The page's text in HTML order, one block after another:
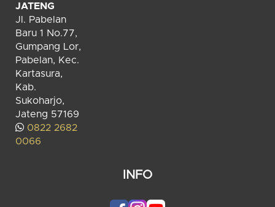
JATENG
Jl. Pabelan
Baru 1 No.77,
Gumpang Lor,
Pabelan, Kec.
Kartasura,
Kab.
Sukoharjo,
Jateng 57169
0822 2682
0066
INFO